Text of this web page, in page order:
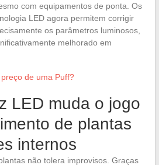
com equipamentos de ponta. Os
LED agora permitem corrigir
os parâmetros luminosos,
melhorado em
de uma Puff?
LED muda o jogo
de plantas
internos
não tolera improvisos. Graças